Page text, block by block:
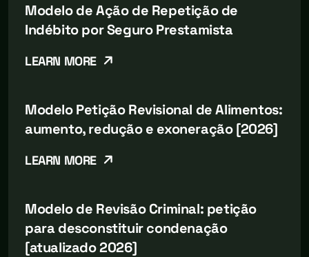
Modelo de Ação de Repetição de
Indébito por Seguro Prestamista
LEARN MORE
Modelo Petição Revisional de Alimentos:
aumento, redução e exoneração [2026]
LEARN MORE
Modelo de Revisão Criminal: petição
para desconstituir condenação
[atualizado 2026]